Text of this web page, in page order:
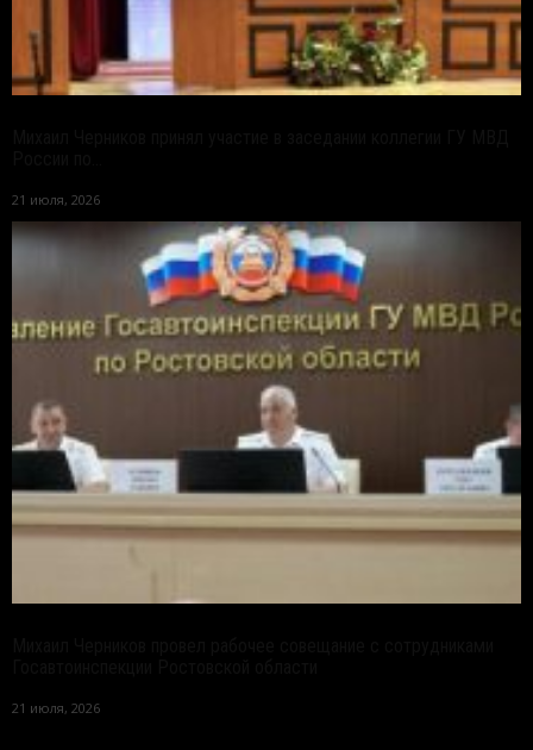
21 июля, 2026
21 июля, 2026